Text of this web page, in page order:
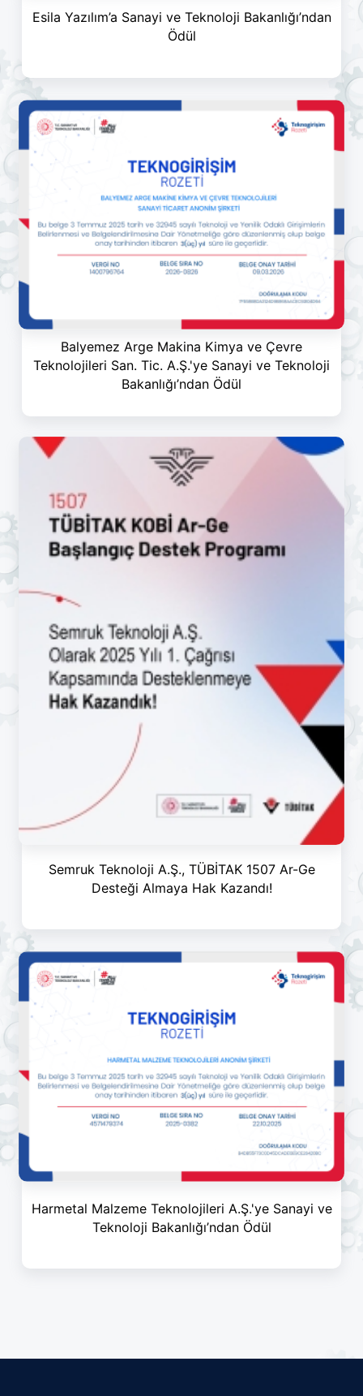
Esila Yazılım’a Sanayi ve Teknoloji Bakanlığı’ndan
Ödül
Balyemez Arge Makina Kimya ve Çevre
Teknolojileri San. Tic. A.Ş.'ye Sanayi ve Teknoloji
Bakanlığı’ndan Ödül
Semruk Teknoloji A.Ş., TÜBİTAK 1507 Ar-Ge
Desteği Almaya Hak Kazandı!
Harmetal Malzeme Teknolojileri A.Ş.'ye Sanayi ve
Teknoloji Bakanlığı’ndan Ödül